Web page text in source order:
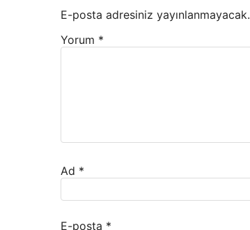
E-posta adresiniz yayınlanmayacak.
Yorum *
Ad *
E-posta *